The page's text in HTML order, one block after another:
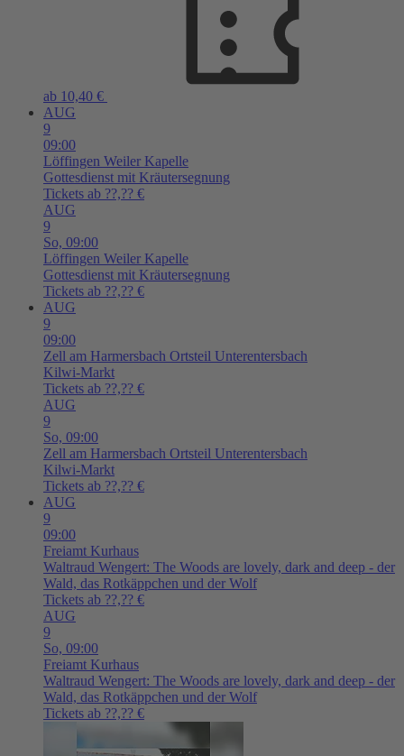
ab 10,40 €
AUG
9
09:00
Löffingen Weiler Kapelle
Gottesdienst mit Kräutersegnung
Tickets ab ??,?? €
AUG
9
So, 09:00
Löffingen Weiler Kapelle
Gottesdienst mit Kräutersegnung
Tickets ab ??,?? €
AUG
9
09:00
Zell am Harmersbach Ortsteil Unterentersbach
Kilwi-Markt
Tickets ab ??,?? €
AUG
9
So, 09:00
Zell am Harmersbach Ortsteil Unterentersbach
Kilwi-Markt
Tickets ab ??,?? €
AUG
9
09:00
Freiamt Kurhaus
Waltraud Wengert: The Woods are lovely, dark and deep - der
Wald, das Rotkäppchen und der Wolf
Tickets ab ??,?? €
AUG
9
So, 09:00
Freiamt Kurhaus
Waltraud Wengert: The Woods are lovely, dark and deep - der
Wald, das Rotkäppchen und der Wolf
Tickets ab ??,?? €